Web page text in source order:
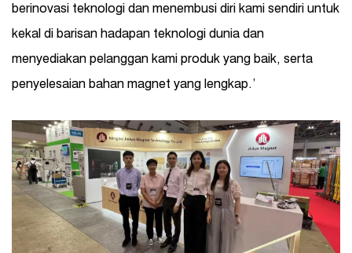
berinovasi teknologi dan menembusi diri kami sendiri untuk
kekal di barisan hadapan teknologi dunia dan
menyediakan pelanggan kami produk yang baik, serta
penyelesaian bahan magnet yang lengkap.’